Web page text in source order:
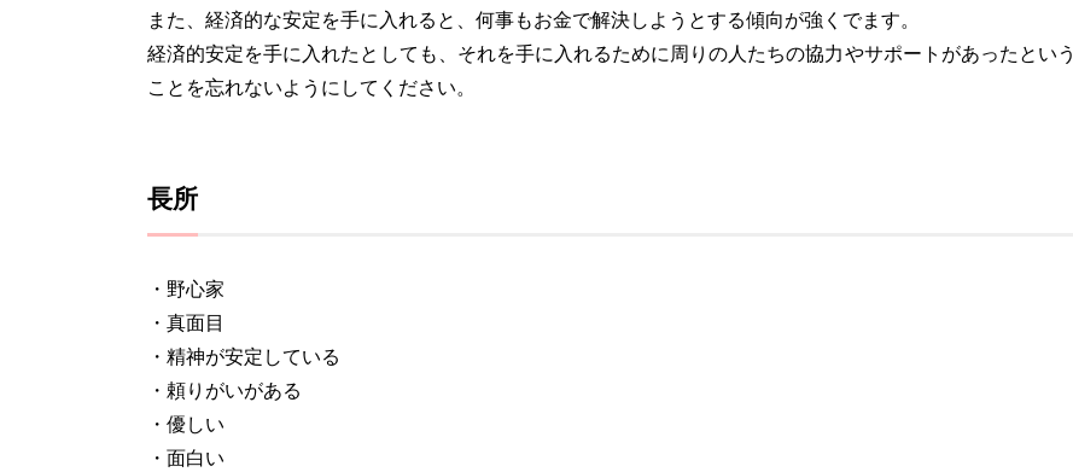
また、経済的な安定を手に入れると、何事もお金で解決しようとする傾向が強くでます。
経済的安定を手に入れたとしても、それを手に入れるために周りの人たちの協力やサポートがあったという
ことを忘れないようにしてください。
長所
・野心家
・真面目
・精神が安定している
・頼りがいがある
・優しい
・面白い